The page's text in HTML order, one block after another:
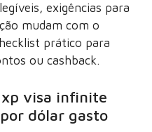
exigências para
mudam com o
prático para
ou cashback.
visa infinite
dólar gasto